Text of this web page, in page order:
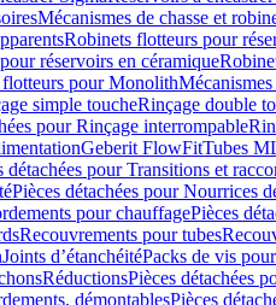
Mécanismes de chasse et
Robinets flotteurs pour
réservoirs en céramique
flotteurs pour MonolithMécanismes
simple toucheRinçage double
pour Rinçage interrompable
Geberit FlowFitTubes
détachées pour Transitions et
Pièces détachées pour Nourrices
pour chauffagePièces
Recouvrements pour tubes
Joints d’étanchéitéPacks de vis
RéductionsPièces détachées
démontablesPièces